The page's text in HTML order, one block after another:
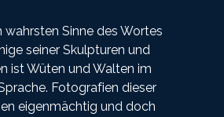
wahrsten Sinne des Wortes
seiner Skulpturen und
ist Wüten und Walten im
Fotografien dieser
eigenmächtig und doch